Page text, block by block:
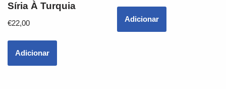
Síria À Turquia
€22,00
Adicionar
Adicionar